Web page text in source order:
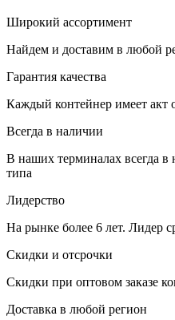
Широкий ассортимент
Найдем и доставим в любой
Гарантия качества
Каждый контейнер имеет акт
Всегда в наличии
В наших терминалах всегда в
типа
Лидерство
На рынке более 6 лет. Лидер
Скидки и отсрочки
Скидки при оптовом заказе
Доставка в любой регион